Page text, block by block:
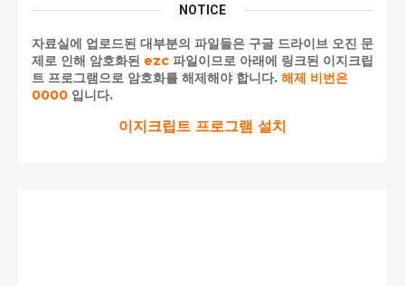
NOTICE
자료실에 업로드된 대부분의 파일들은 구글 드라이브 오진 문
제로 인해 암호화된 ezc 파일이므로 아래에 링크된 이지크립
트 프로그램으로 암호화를 해제해야 합니다. 해제 비번은
0000 입니다.
이지크립트 프로그램 설치